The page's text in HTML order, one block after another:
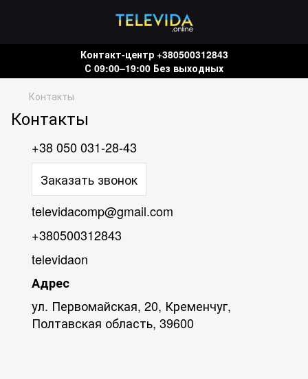
Контакт-центр +380500312843
С 09:00–19:00 Без выходных
Контакты
Контакты
+38 050 031-28-43
Заказать звонок
televidacomp@gmail.com
+380500312843
televidaon
Адрес
ул. Первомайская, 20, Кременчуг,
Полтавская область, 39600